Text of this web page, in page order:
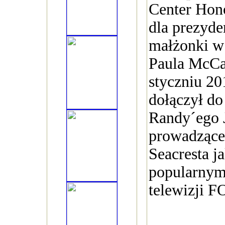
Center
dla
małżonki
Paula
styczniu
dołączył
Randy´ego
Seacresta
telewizji